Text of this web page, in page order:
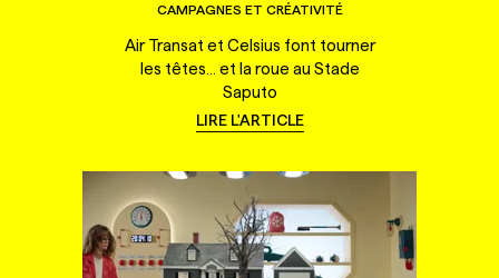
CAMPAGNES ET CRÉATIVITÉ
Air Transat et Celsius font tourner
les têtes... et la roue au Stade
Saputo
LIRE L'ARTICLE